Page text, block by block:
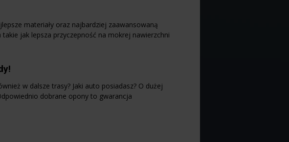
materiały oraz najbardziej zaawansowaną
jak lepsza przyczepność na mokrej nawierzchni
w dalsze trasy? Jaki auto posiadasz? O dużej
dobrane opony to gwarancja